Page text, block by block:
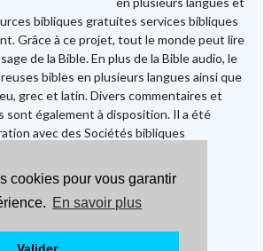
cookies pour vous garantir
En savoir plus
bibliques gratuites services bibliques
Grâce à ce projet, tout le monde peut lire
de la Bible. En plus de la Bible audio, le
bibles en plusieurs langues ainsi que
grec et latin. Divers commentaires et
sont également à disposition. Il a été
avec des Sociétés bibliques